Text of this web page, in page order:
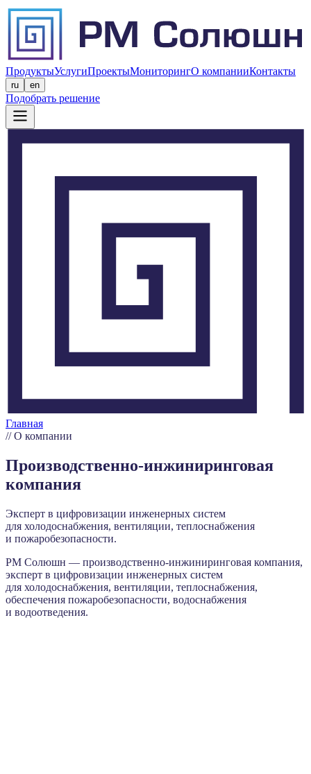
ПродуктыУслугиПроектыМониторингО компанииКонтакты
ru en
Подобрать решение
Главная
//О компании
Производственно-инжиниринговая
компания
Эксперт в цифровизации инженерных систем
для холодоснабжения, вентиляции, теплоснабжения
и пожаробезопасности.
РМ Солюшн — производственно-инжиниринговая компания,
эксперт в цифровизации инженерных систем
для холодоснабжения, вентиляции, теплоснабжения,
обеспечения пожаробезопасности, водоснабжения
и водоотведения.